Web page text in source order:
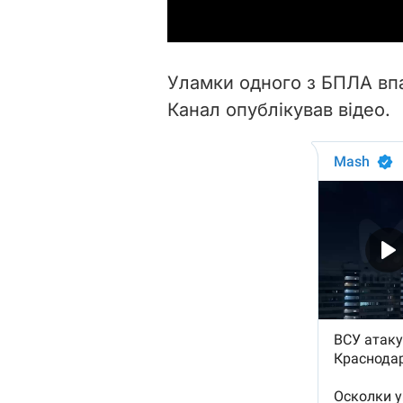
Уламки одного з БПЛА
Канал опублікував відео.